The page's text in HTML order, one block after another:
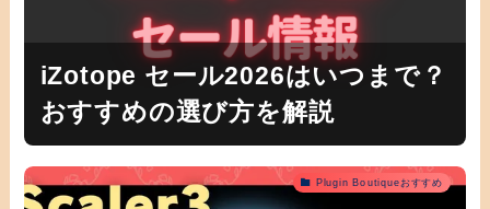
iZotope セール2026はいつまで？
おすすめの選び方を解説
Plugin Boutiqueおすすめ